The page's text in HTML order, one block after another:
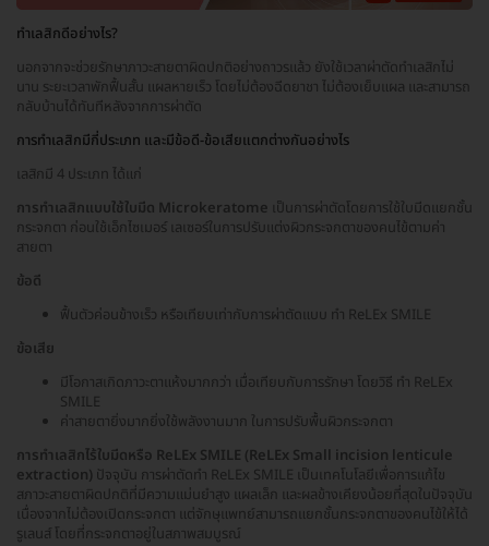
ทำเลสิกดีอย่างไร?
นอกจากจะช่วยรักษาภาวะสายตาผิดปกติอย่างถาวรแล้ว ยังใช้เวลาผ่าตัดทำเลสิกไม่
นาน ระยะเวลาพักฟื้นสั้น แผลหายเร็ว โดยไม่ต้องฉีดยาชา ไม่ต้องเย็บแผล และสามารถ
กลับบ้านได้ทันทีหลังจากการผ่าตัด
การทำเลสิกมีกี่ประเภท และมีข้อดี-ข้อเสียแตกต่างกันอย่างไร
เลสิกมี 4 ประเภท ได้แก่
การทำเลสิกแบบใช้ใบมีด Microkeratome เป็นการผ่าตัดโดยการใช้ใบมีดแยกชั้น
กระจกตา ก่อนใช้เอ็กไซเมอร์ เลเซอร์ในการปรับแต่งผิวกระจกตาของคนไข้ตามค่า
สายตา
ข้อดี
ฟื้นตัวค่อนข้างเร็ว หรือเทียบเท่ากับการผ่าตัดแบบ ทำ ReLEx SMILE
ข้อเสีย
มีโอกาสเกิดภาวะตาแห้งมากกว่า เมื่อเทียบกับการรักษา โดยวิธี ทำ ReLEx
SMILE
ค่าสายตายิ่งมากยิ่งใช้พลังงานมาก ในการปรับพื้นผิวกระจกตา
การทำเลสิกไร้ใบมีดหรือ ReLEx SMILE (ReLEx Small incision lenticule
extraction) ปัจจุบัน การผ่าตัดทำ ReLEx SMILE เป็นเทคโนโลยีเพื่อการแก้ไข
สภาวะสายตาผิดปกติที่มีความแม่นยำสูง แผลเล็ก และผลข้างเคียงน้อยที่สุดในปัจจุบัน
เนื่องจากไม่ต้องเปิดกระจกตา แต่จักษุแพทย์สามารถแยกชั้นกระจกตาของคนไข้ให้ได้
รูเลนส์ โดยที่กระจกตาอยู่ในสภาพสมบูรณ์